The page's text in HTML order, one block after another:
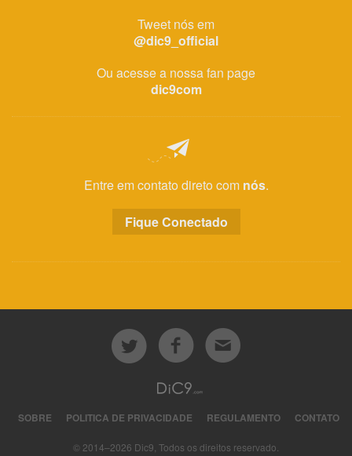
Tweet nós em
@dic9_official
Ou acesse a nossa fan page
dic9com
Entre em contato direto com nós.
Fique Conectado
SOBRE POLITICA DE PRIVACIDADE REGULAMENTO CONTATO
© 2014–2026 Dic9, Todos os direitos reservado.